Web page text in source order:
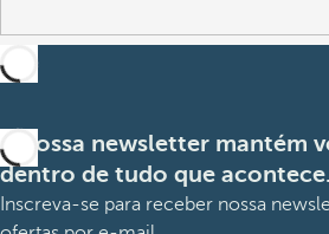
A nossa newsletter mantém
dentro de tudo que acontece.
Inscreva-se para receber nossa